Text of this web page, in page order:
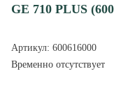
GE 710 PLUS
Артикул: 600616000
Временно отсутствует